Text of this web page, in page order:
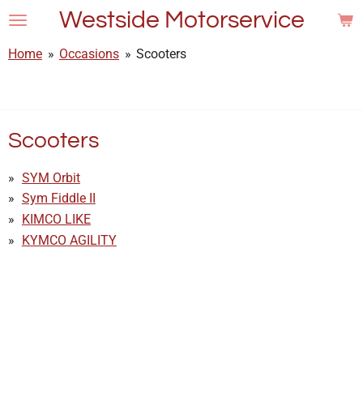
Ga
naar
Westside Motorservice
Home » Occasions » Scooters
Scooters
SYM Orbit
Sym Fiddle II
KIMCO LIKE
KYMCO AGILITY